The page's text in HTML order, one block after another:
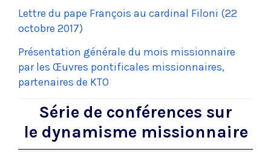
Lettre du pape François au cardinal Filoni (22
octobre 2017)
Présentation générale du mois missionnaire
par les Œuvres pontificales missionnaires,
partenaires de KTO
Série de conférences sur
le dynamisme missionnaire